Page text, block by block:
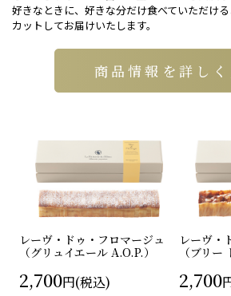
好きなときに、好きな分だけ食べていただけ
カットしてお届けいたします。
商品情報を詳しく
レーヴ・ドゥ・フロマージュ
（グリュイエール A.O.P.）
2,700円(税込)
レーヴ・
（ブリー
2,700